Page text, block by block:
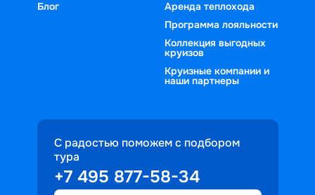
Блог
Аренда теплохода
Программа лояльности
Коллекция выгодных
круизов
Круизные компании и
наши партнеры
С радостью поможем с подбором
тура
+7 495 877-58-34